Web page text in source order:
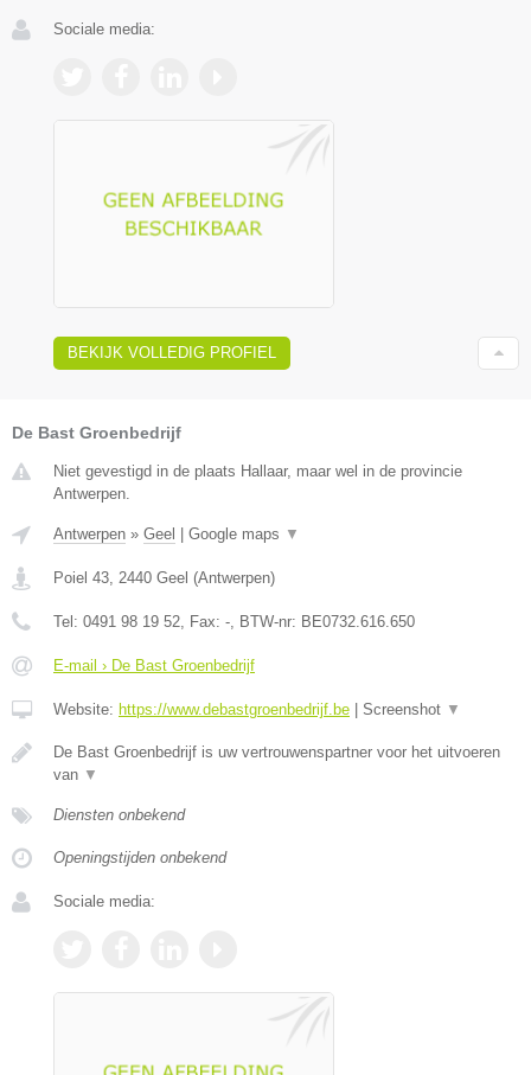
Sociale media:
BEKIJK VOLLEDIG PROFIEL
De Bast Groenbedrijf
Niet gevestigd in de plaats Hallaar, maar wel in de provincie
Antwerpen.
Antwerpen » Geel Google maps ▼
Poiel 43, 2440 Geel (Antwerpen)
Tel: 0491 98 19 52, Fax: -, BTW-nr: BE0732.616.650
E-mail › De Bast Groenbedrijf
Website: https://www.debastgroenbedrijf.be Screenshot ▼
De Bast Groenbedrijf is uw vertrouwenspartner voor het uitvoeren
van ▼
Diensten onbekend
Openingstijden onbekend
Sociale media: